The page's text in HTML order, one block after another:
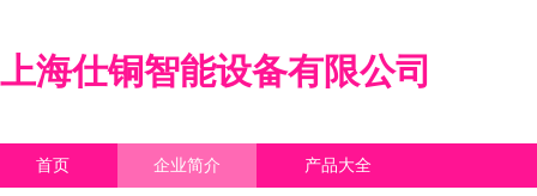
上海仕铜智能设备有限公司
首页 企业简介 产品大全